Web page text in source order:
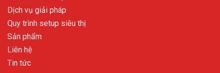
Dịch vụ giải pháp
Quy trình setup siêu thị
Sản phẩm
Liên hệ
Tin tức